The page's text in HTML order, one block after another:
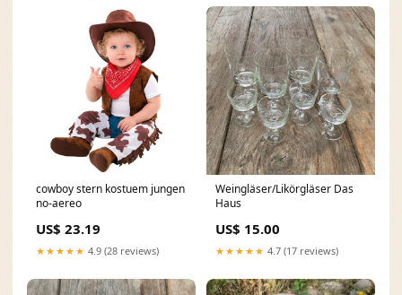
cowboy stern kostuem jungen
no-aereo
US$ 23.19
★★★★★ 4.9 (28 reviews)
Weingläser/Likörgläser Das
Haus
US$ 15.00
★★★★★ 4.7 (17 reviews)